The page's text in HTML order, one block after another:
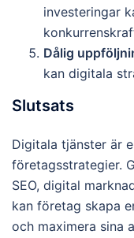
investeringar
Dålig
kan digitala
Slutsats
Digitala tjänster är
företagsstrategier.
SEO, digital
kan företag skapa
och maximera sina